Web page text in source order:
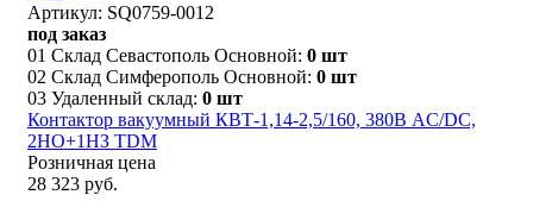
Артикул: SQ0759-0012
под заказ
01 Склад Севастополь Основной: 0 шт
02 Склад Симферополь Основной: 0 шт
03 Удаленный склад: 0 шт
Контактор вакуумный КВТ-1,14-2,5/160, 380В AC/DC,
2НО+1НЗ TDM
Розничная цена
28 323 руб.